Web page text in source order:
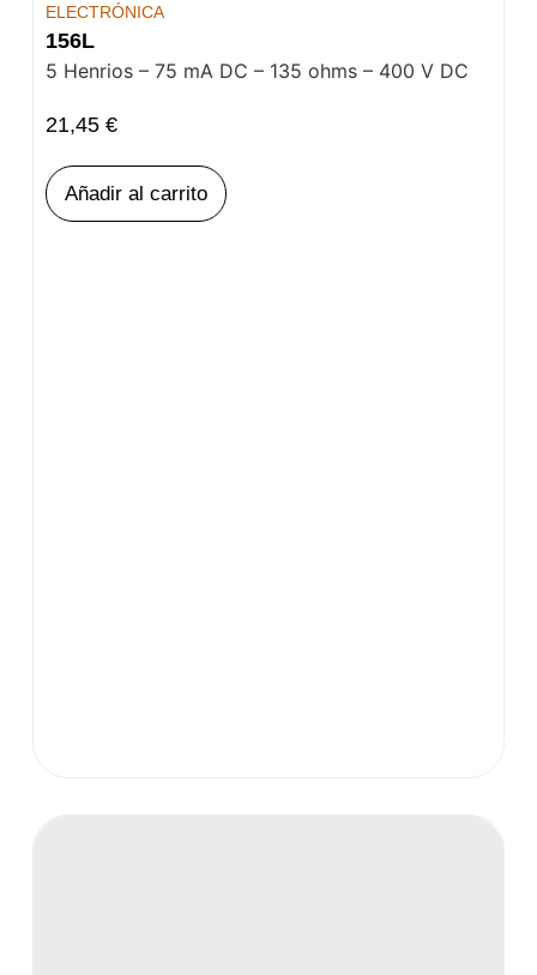
ELECTRÓNICA
156L
5 Henrios – 75 mA DC – 135 ohms – 400 V DC
21,45 €
Añadir al carrito